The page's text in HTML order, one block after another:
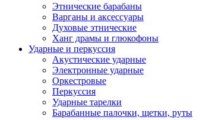
Этнические барабаны
Варганы и аксессуары
Духовые этнические
Ханг драмы и глюкофоны
Ударные и перкуссия
Акустические ударные
Электронные ударные
Оркестровые
Перкуссия
Ударные тарелки
Барабанные палочки, щетки, руты